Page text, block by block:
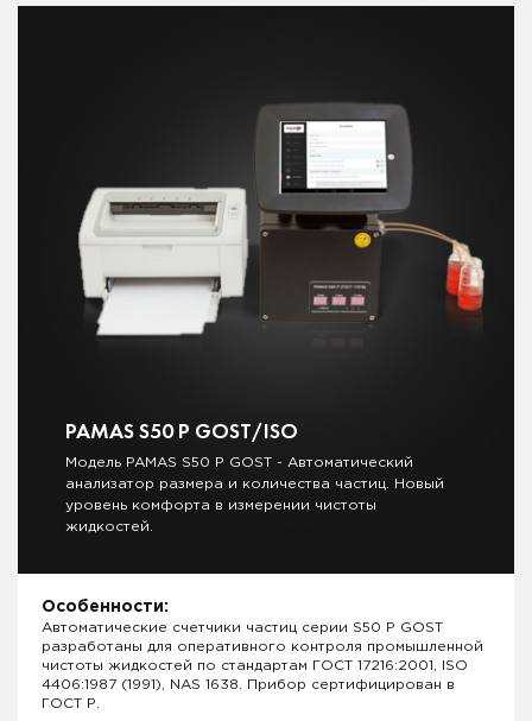
PAMAS S50 P GOST/ISO
Модель PAMAS S50 P GOST - Автоматический
анализатор размера и количества частиц. Новый
уровень комфорта в измерении чистоты
жидкостей.
Особенности:
Автоматические счетчики частиц серии S50 P GOST
разработаны для оперативного контроля промышленной
чистоты жидкостей по стандартам ГОСТ 17216:2001, ISO
4406:1987 (1991), NAS 1638. Прибор сертифицирован в
ГОСТ Р.